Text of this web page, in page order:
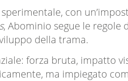
con
, Abominio segue le regole
della trama.
forza bruta, impatto
ma impiegato